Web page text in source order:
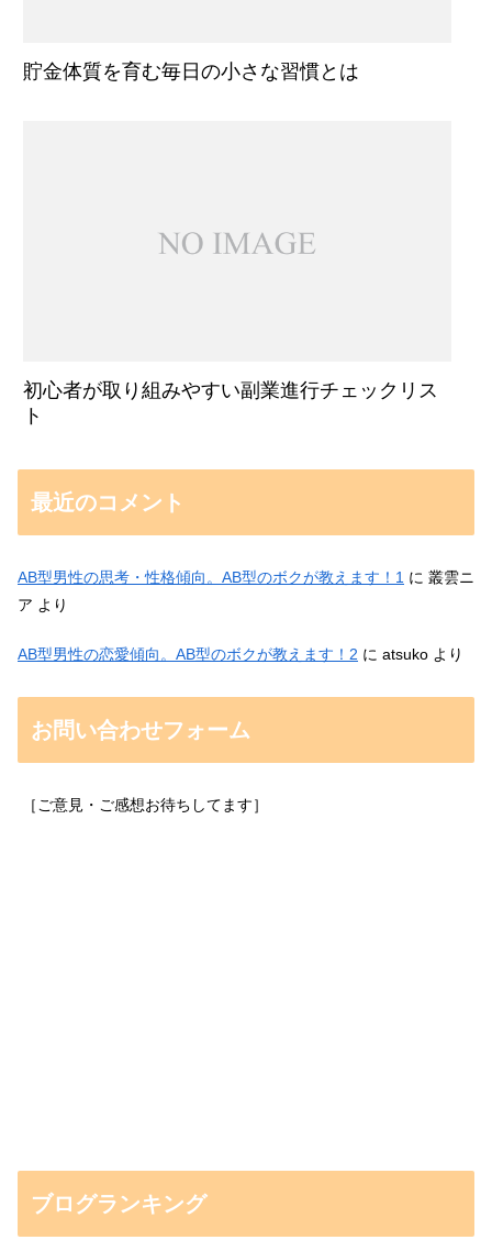
貯金体質を育む毎日の小さな習慣とは
初心者が取り組みやすい副業進行チェックリス
ト
最近のコメント
AB型男性の思考・性格傾向。AB型のボクが教えます！1 に 叢雲ニ
ア より
AB型男性の恋愛傾向。AB型のボクが教えます！2 に atsuko より
お問い合わせフォーム
［ご意見・ご感想お待ちしてます］
ブログランキング